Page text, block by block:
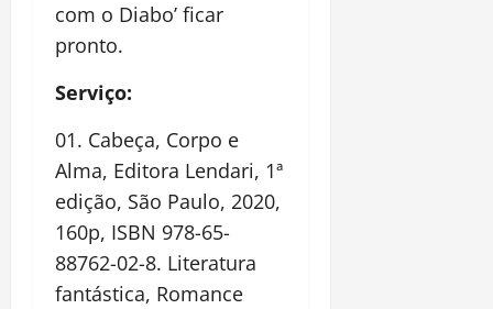
com o Diabo’ ficar
pronto.
Serviço:
01. Cabeça, Corpo e
Alma, Editora Lendari, 1ª
edição, São Paulo, 2020,
160p, ISBN 978-65-
88762-02-8. Literatura
fantástica, Romance